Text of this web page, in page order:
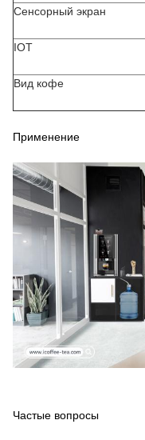
Сенсорный экран
IOT
Вид кофе
Применение
Частые вопросы